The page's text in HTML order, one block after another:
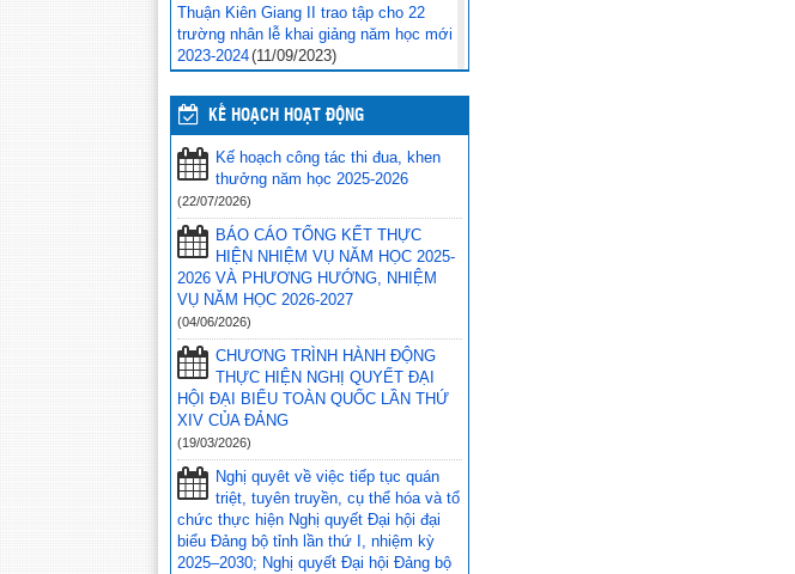
Thuận Kiên Giang II trao tập cho 22
trường nhân lễ khai giảng năm học mới
2023-2024(11/09/2023)
Đồng chí Nguyễn Văn Sạch dự lễ
khai giảng năm học mới tại huyện Vĩnh
Thuận(05/09/2023)
Thư của Chủ tịch nước Võ Văn
Thưởng gửi ngành giáo dục nhân dịp
khai giảng năm học 2023-
2024 (04/09/2023)
Phối hợp với ngành giáo dục trên địa
bàn huyện Vĩnh Thuận trong công tác
thu hộ học phí
Vĩnh Thuận sẵn sàng cho năm học
mới 2023-2024 (30/08/2023)
Tổng kết năm học 2022-2023 và triển
khai phương hướng, nhiệm vụ trọng
tâm năm học 2023-2024
(30/08/2023)
Trao 20 suất quà cho học sinh có
hoàn cảnh khó khăn trước thềm năm
học mới (25/08/2023)
KẾ HOẠCH HOẠT ĐỘNG
Kế hoạch công tác thi đua, khen
thưởng năm học 2025-2026
(22/07/2026)
BÁO CÁO TỔNG KẾT THỰC
HIỆN NHIỆM VỤ NĂM HỌC 2025-
2026 VÀ PHƯƠNG HƯỚNG, NHIỆM
VỤ NĂM HỌC 2026-2027
(04/06/2026)
CHƯƠNG TRÌNH HÀNH ĐỘNG
THỰC HIỆN NGHỊ QUYẾT ĐẠI
HỘI ĐẠI BIỂU TOÀN QUỐC LẦN THỨ
XIV CỦA ĐẢNG
(19/03/2026)
Nghị quyêt về việc tiếp tục quán
triệt, tuyên truyền, cụ thể hóa và tổ
chức thực hiện Nghị quyết Đại hội đại
biểu Đảng bộ tỉnh lần thứ I, nhiệm kỳ
2025–2030; Nghị quyết Đại hội Đảng bộ